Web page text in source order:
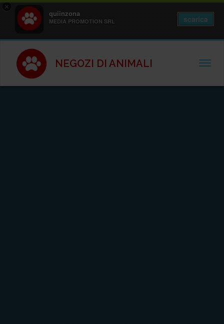
×
quiinzona
MEDIA PROMOTION SRL scarica
NEGOZI DI ANIMALI